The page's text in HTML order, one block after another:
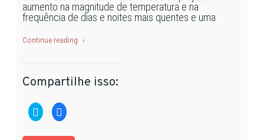
aumento na magnitude de temperatura e na
frequência de dias e noites mais quentes e uma
Continue reading
Compartilhe isso:
Clique
para
compartilhar
Clique
para